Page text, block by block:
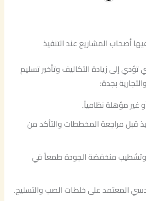
أصحاب المشاريع عند التنفيذ
تؤدي إلى زيادة التكاليف وتأخير تسليم
بجدة:
غير مؤهلة نظامياً.
قبل مراجعة المخططات والتأكد من
وتشطيب منخفضة الجودة طمعاً في
المعتمد على خلطات الصب والتسليح.